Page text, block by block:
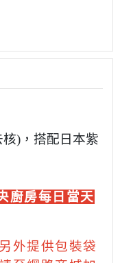
核) ，搭配日本紫
廚房每日當天
外提供包裝袋